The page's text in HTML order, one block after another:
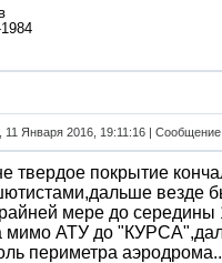
11 Января 2016, 19:11:16 |
твердое покрытие
везде
мере до середины
мимо АТУ до
периметра аэродрома..